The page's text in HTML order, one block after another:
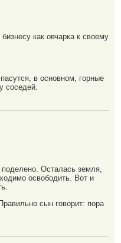
как овчарка к своему
в основном, горные
соседей.
Осталась земля,
освободить. Вот и
сын говорит: пора